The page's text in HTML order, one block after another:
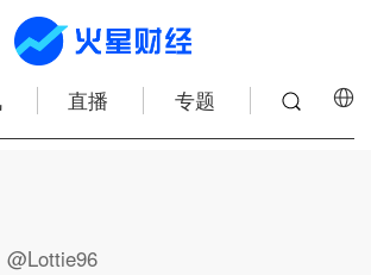
直播 专题
@Lottie96